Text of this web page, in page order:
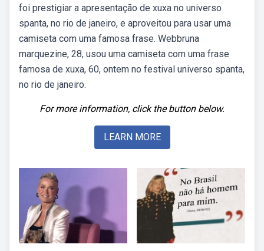
foi prestigiar a apresentação de xuxa no universo
spanta, no rio de janeiro, e aproveitou para usar uma
camiseta com uma famosa frase. Webbruna
marquezine, 28, usou uma camiseta com uma frase
famosa de xuxa, 60, ontem no festival universo spanta,
no rio de janeiro.
For more information, click the button below.
LEARN MORE